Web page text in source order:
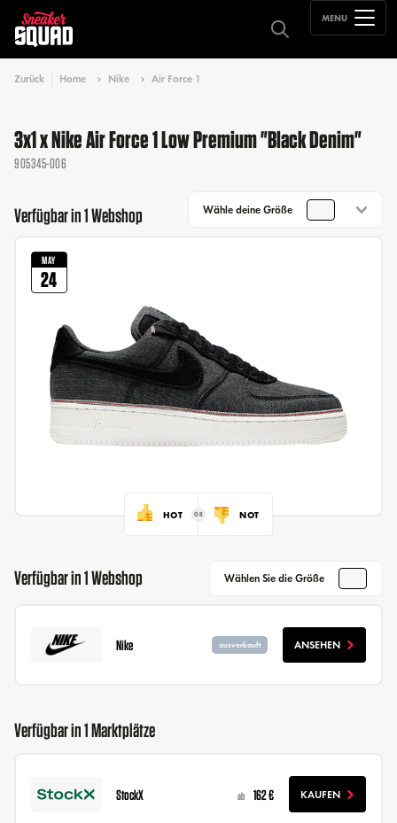
MENU
Zurück Home Nike Air Force 1
3x1 x Nike Air Force 1 Low Premium "Black Denim"
905345-006
Verfügbar in 1 Webshop Wähle deine Größe
MAY
24
HOT NOT
Verfügbar in 1 Webshop Wählen Sie die Größe
Nike ausverkauft ANSEHEN
Verfügbar in 1 Marktplätze
StockX ab 162 € KAUFEN